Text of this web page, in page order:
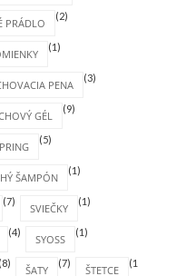
PRÁDLO
(2)
(1)
PENA
(3)
GÉL
(9)
(5)
ŠAMPÓN
(1)
(7)
SVIEČKY
(1)
(4)
SYOSS
(1)
(8)
ŠATY
(7)
ŠTETCE
(1)